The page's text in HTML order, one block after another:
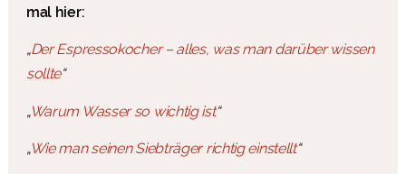
mal hier:
„Der Espressokocher – alles, was man darüber wissen
sollte“
„Warum Wasser so wichtig ist“
„Wie man seinen Siebträger richtig einstellt“